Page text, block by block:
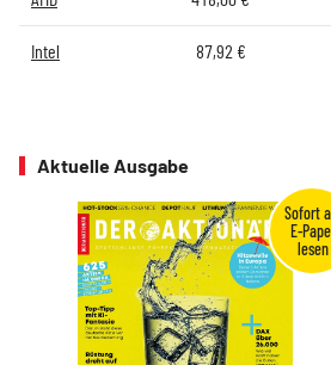
Intel 87,92 €
Aktuelle Ausgabe